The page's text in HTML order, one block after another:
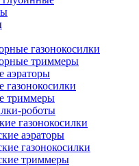
газонокосилки
триммеры
аэраторы
газонокосилки
триммеры
роботы
газонокосилки
аэраторы
газонокосилки
триммеры